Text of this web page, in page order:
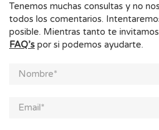
Tenemos muchas consultas y no
todos los comentarios.
posible. Mientras tanto te
FAQ’s por si podemos ayudarte.